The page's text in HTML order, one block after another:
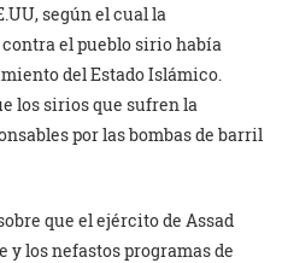
según el cual la
el pueblo sirio había
del Estado Islámico.
los sirios que sufren la
por las bombas de barril
que el ejército de Assad
y los nefastos programas de